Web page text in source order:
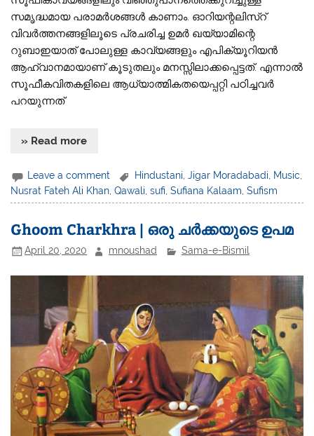
സമൃദ്ധമായ പരാമർശങ്ങൾ കാണാം. ഓറിയന്റലിസ്റ്
വിവർത്തനങ്ങളിലൂടെ പ്രചരിച്ച ഉമർ ഖയ്യാമിന്റെ
റുബാഇയാത് പോലുള്ള കാവ്യങ്ങളും എപിക്യൂറിയൻ
ആഹ്വാനമായാണ് കൂടുതലും മനസ്സിലാക്കപ്പെട്ടത്. എന്നാൽ
സൂഫീകവിതകളിലെ ആധ്യാത്മികതയെപ്പറ്റി പഠിച്ചവർ
പറയുന്നത്
» Read more
Leave a comment Hindustani,Jigar Moradabadi, Music,
Nusrat Fateh Ali Khan ,Qawali ,sufi ,Sufiana Kalaam ,Sufism
Ghoom Charkhra | ഒരു ചർക്കയുടെ ഉപമ
April 20, 2020 mnoushad Sama-e-Bismil